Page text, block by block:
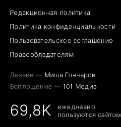
Редакционная политика
Политика конфиденциальности
Пользовательское соглашение
Правообладателям
Дизайн — Миша Гончаров
Воплощение — 101 Медиа
69,8K
ежедневно
пользуются сайтом